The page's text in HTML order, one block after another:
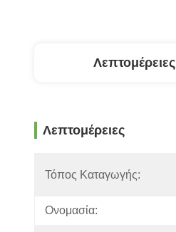
Λεπτομέρειες
Λεπτομέρειες
Τόπος Καταγωγής:
Ονομασία: